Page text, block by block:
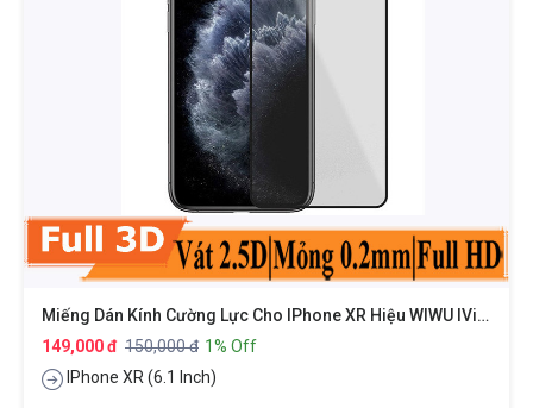
Miếng Dán Kính Cường Lực Cho IPhone XR Hiệu WIWU IVista
149,000 đ 150,000 đ 1% Off
IPhone XR (6.1 Inch)